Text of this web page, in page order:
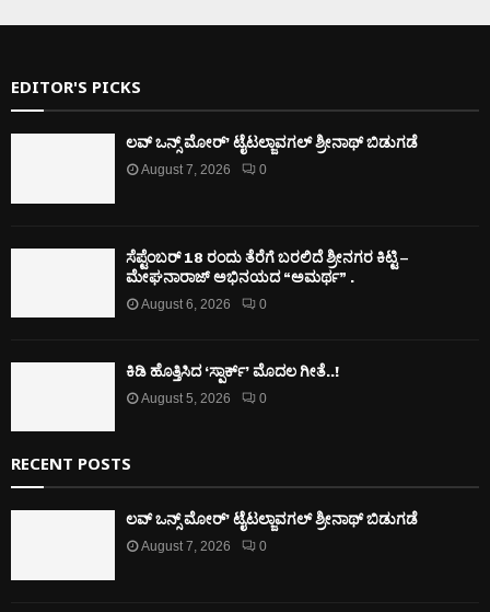
EDITOR'S PICKS
ಲವ್ ಒನ್ಸ್ ಮೋರ್’ ಟೈಟಲ್ಜಾವಗಲ್ ಶ್ರೀನಾಥ್ ಬಿಡುಗಡೆ
August 7, 2026 0
ಸೆಪ್ಟೆಂಬರ್ 18 ರಂದು ತೆರೆಗೆ ಬರಲಿದೆ ಶ್ರೀನಗರ ಕಿಟ್ಟಿ –
ಮೇಘನಾರಾಜ್ ಅಭಿನಯದ “ಅಮರ್ಥ” .
August 6, 2026 0
ಕಿಡಿ‌‌ ಹೊತ್ತಿಸಿದ ‘ಸ್ಪಾರ್ಕ್’ ಮೊದಲ‌ ಗೀತೆ..!
August 5, 2026 0
RECENT POSTS
ಲವ್ ಒನ್ಸ್ ಮೋರ್’ ಟೈಟಲ್ಜಾವಗಲ್ ಶ್ರೀನಾಥ್ ಬಿಡುಗಡೆ
August 7, 2026 0